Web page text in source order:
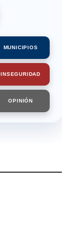
MUNICIPIOS
INSEGURIDAD
OPINIÓN